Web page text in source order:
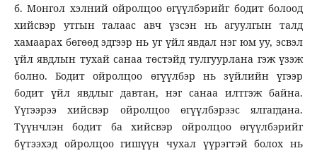
б. Монгол хэлний ойролцоо өгүүлбэрийг бодит болоод
хийсвэр утгын талаас авч үзсэн нь агуулгын талд
хамаарах бөгөөд эдгээр нь уг үйл явдал нэг юм уу, эсвэл
үйл явдлын тухай санаа төстэйд тулгуурлана гэж үзэж
болно. Бодит ойролцоо өгүүлбэр нь зүйлийн үгээр
бодит үйл явдлыг давтан, нэг санаа илтгэж байна.
Үүгээрээ хийсвэр ойролцоо өгүүлбэрээс ялгагдана.
Түүнчлэн бодит ба хийсвэр ойролцоо өгүүлбэрийг
бүтээхэд ойролцоо гишүүн чухал үүрэгтэй болох нь